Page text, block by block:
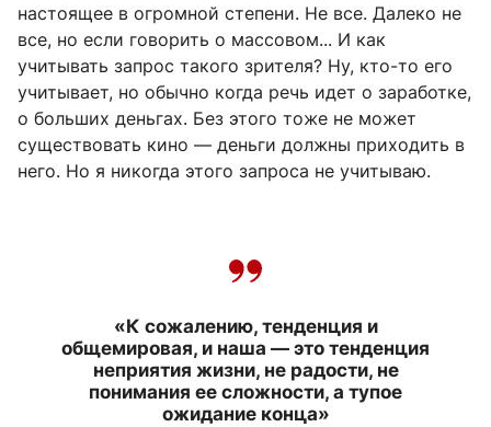
настоящее в огромной степени. Не все. Далеко не
все, но если говорить о массовом... И как
учитывать запрос такого зрителя? Ну, кто-то его
учитывает, но обычно когда речь идет о заработке,
о больших деньгах. Без этого тоже не может
существовать кино — деньги должны приходить в
него. Но я никогда этого запроса не учитываю.
«К сожалению, тенденция и
общемировая, и наша — это тенденция
неприятия жизни, не радости, не
понимания ее сложности, а тупое
ожидание конца»